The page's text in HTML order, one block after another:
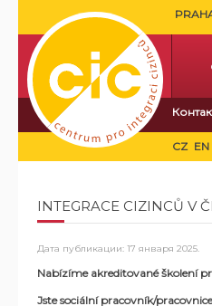
CZ EN
INTEGRACE CIZINCŮ V
Дата публикации: 17 января 2025.
Nabízíme akreditované školení
Jste sociální pracovník/